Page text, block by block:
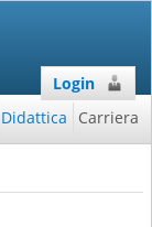
Login
Didattica Carriera